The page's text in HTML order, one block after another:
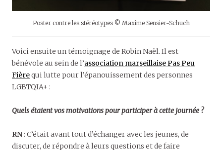
Poster contre les stéréotypes © Maxime Sensier-Schuch
Voici ensuite un témoignage de Robin Naël. Il est
bénévole au sein de l’association marseillaise Pas Peu
Fièrequi lutte pour l’épanouissement des personnes
LGBTQIA+ :
Quels étaient vos motivations pour participer à cette journée ?
RN: C’était avant tout d’échanger avec les jeunes, de
discuter, de répondre à leurs questions et de faire